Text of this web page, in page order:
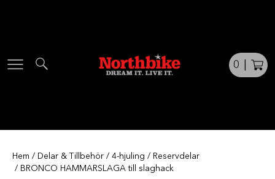
0
Hem / Delar & Tillbehör / 4-hjuling / Reservdelar
/ BRONCO HAMMARSLAGA till slaghack